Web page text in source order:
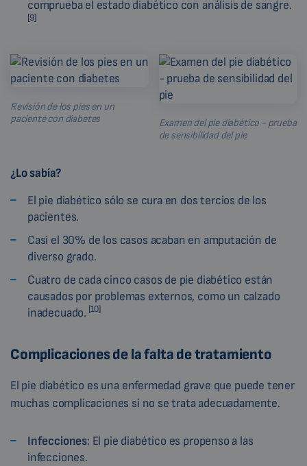
comprueba el estado diabético con análisis de sangre.
[9]
Revisión de los pies en un
paciente con diabetes
Examen del pie diabético - prueba
de sensibilidad del pie
¿Lo sabía?
El pie diabético sólo se cura en dos tercios de los
pacientes.
Casi el 30% de los casos acaban en amputación de
diverso grado.
Cuatro de cada cinco casos de pie diabético están
causados por problemas externos, como un calzado
inadecuado. [10]
Complicaciones de la falta de tratamiento
El pie diabético es una enfermedad grave que puede tener
muchas complicaciones si no se trata adecuadamente.
Infecciones: El pie diabético es propenso a las
infecciones.